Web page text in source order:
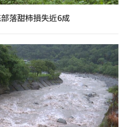
落甜柿損失近6成